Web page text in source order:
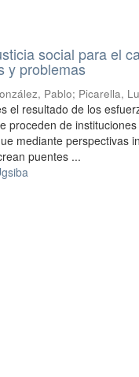
social para el
y problemas
Pablo; Picarella,
el resultado de los
proceden de
mediante perspectivas
puentes ...